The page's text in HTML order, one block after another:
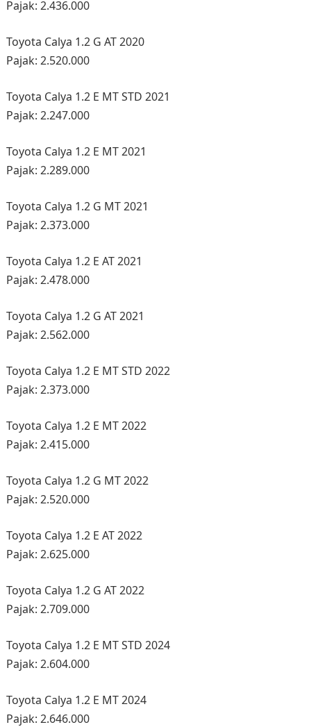
Pajak: 2.436.000
Toyota Calya 1.2 G AT 2020
Pajak: 2.520.000
Toyota Calya 1.2 E MT STD 2021
Pajak: 2.247.000
Toyota Calya 1.2 E MT 2021
Pajak: 2.289.000
Toyota Calya 1.2 G MT 2021
Pajak: 2.373.000
Toyota Calya 1.2 E AT 2021
Pajak: 2.478.000
Toyota Calya 1.2 G AT 2021
Pajak: 2.562.000
Toyota Calya 1.2 E MT STD 2022
Pajak: 2.373.000
Toyota Calya 1.2 E MT 2022
Pajak: 2.415.000
Toyota Calya 1.2 G MT 2022
Pajak: 2.520.000
Toyota Calya 1.2 E AT 2022
Pajak: 2.625.000
Toyota Calya 1.2 G AT 2022
Pajak: 2.709.000
Toyota Calya 1.2 E MT STD 2024
Pajak: 2.604.000
Toyota Calya 1.2 E MT 2024
Pajak: 2.646.000